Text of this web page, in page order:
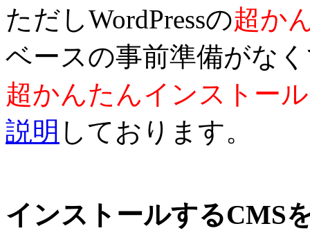
ただしWordPressの超か
ベースの事前準備がな
超かんたんインストール
説明 しております。
インストールするCMS